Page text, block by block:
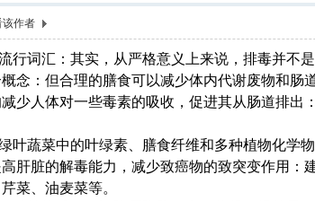
该作者
行词汇：其实，从严格意义上来说，排毒并不
念：但合理的膳食可以减少体内代谢废物和肠
少人体对一些毒素的吸收，促进其从肠道排出
叶蔬菜中的叶绿素、膳食纤维和多种植物化学
肝脏的解毒能力，减少致癌物的致突变作用：
菜、油麦菜等。